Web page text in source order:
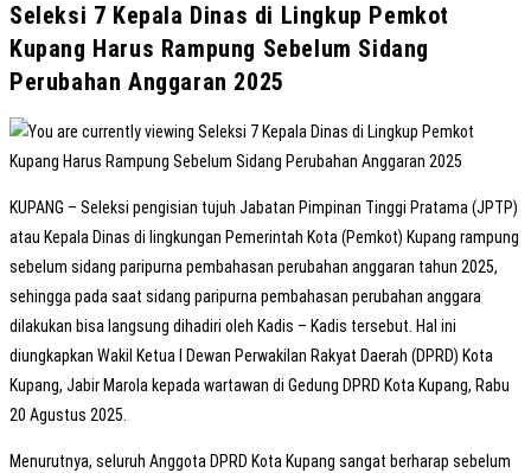
Seleksi 7 Kepala Dinas di Lingkup Pemkot
Kupang Harus Rampung Sebelum Sidang
Perubahan Anggaran 2025
KUPANG – Seleksi pengisian tujuh Jabatan Pimpinan Tinggi Pratama (JPTP)
atau Kepala Dinas di lingkungan Pemerintah Kota (Pemkot) Kupang rampung
sebelum sidang paripurna pembahasan perubahan anggaran tahun 2025,
sehingga pada saat sidang paripurna pembahasan perubahan anggara
dilakukan bisa langsung dihadiri oleh Kadis – Kadis tersebut. Hal ini
diungkapkan Wakil Ketua I Dewan Perwakilan Rakyat Daerah (DPRD) Kota
Kupang, Jabir Marola kepada wartawan di Gedung DPRD Kota Kupang, Rabu
20 Agustus 2025.
Menurutnya, seluruh Anggota DPRD Kota Kupang sangat berharap sebelum